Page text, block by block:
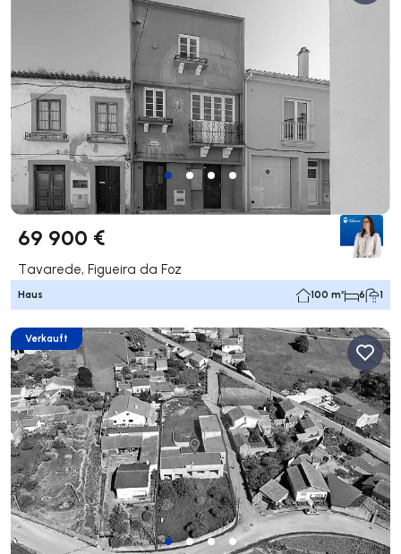
69 900 €
Tavarede, Figueira da Foz
Haus 100 m² 6 1
Verkauft